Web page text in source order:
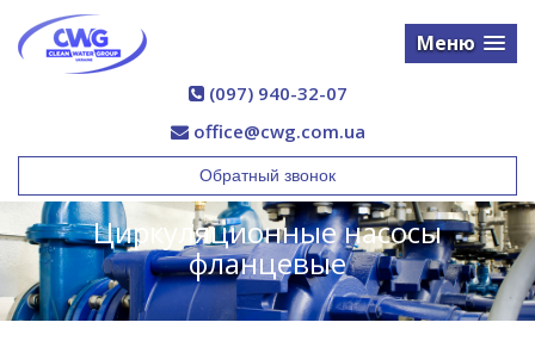
Меню
(097) 940-32-07
office@cwg.com.ua
Обратный звонок
Циркуляционные насосы
фланцевые